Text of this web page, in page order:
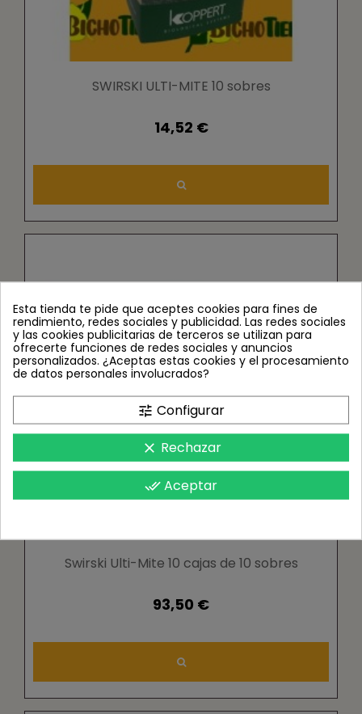
SWIRSKI ULTI-MITE 10 sobres
14,52 €
Swirski Ulti-Mite 10 cajas de 10 sobres
93,50 €
Esta tienda te pide que aceptes cookies para fines de
rendimiento, redes sociales y publicidad. Las redes sociales
y las cookies publicitarias de terceros se utilizan para
ofrecerte funciones de redes sociales y anuncios
personalizados. ¿Aceptas estas cookies y el procesamiento
de datos personales involucrados?
tune Configurar
clear Rechazar
done_all Aceptar